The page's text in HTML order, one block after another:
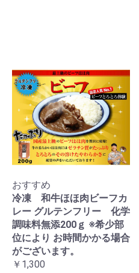
おすすめ
冷凍 和牛ほほ肉ビーフカ
レー グルテンフリー 化学
調味料無添200ｇ ※希少部
位により お時間かかる場合
がございます。
￥1,300